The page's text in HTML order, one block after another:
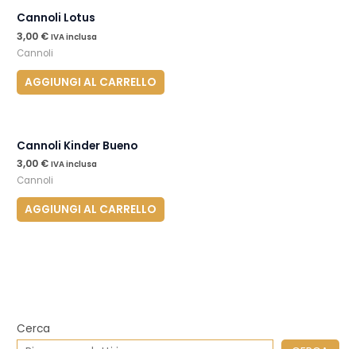
Cerca
Cannoli Lotus
3,00 € IVA inclusa
Cannoli
AGGIUNGI AL CARRELLO
Cannoli Kinder Bueno
3,00 € IVA inclusa
Cannoli
AGGIUNGI AL CARRELLO